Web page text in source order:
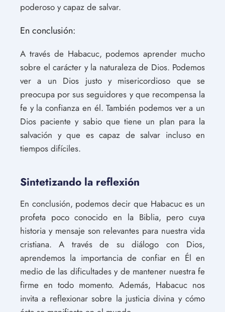
poderoso y capaz de salvar.
En conclusión:
A través de Habacuc, podemos aprender mucho
sobre el carácter y la naturaleza de Dios. Podemos
ver a un Dios justo y misericordioso que se
preocupa por sus seguidores y que recompensa la
fe y la confianza en él. También podemos ver a un
Dios paciente y sabio que tiene un plan para la
salvación y que es capaz de salvar incluso en
tiempos difíciles.
Sintetizando la reflexión
En conclusión, podemos decir que Habacuc es un
profeta poco conocido en la Biblia, pero cuya
historia y mensaje son relevantes para nuestra vida
cristiana. A través de su diálogo con Dios,
aprendemos la importancia de confiar en Él en
medio de las dificultades y de mantener nuestra fe
firme en todo momento. Además, Habacuc nos
invita a reflexionar sobre la justicia divina y cómo